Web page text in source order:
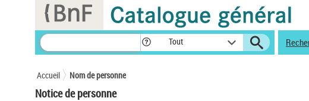
Tout
Accueil Nom de personne
Notice de personne
Panneau de gestion des cookies